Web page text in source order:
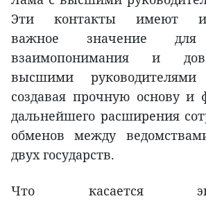
Эти контакты имеют
важное значение для
взаимопонимания и
высшими
создавая прочную основу и
дальнейшего расширения
обменов между
двух государств.
Что касается